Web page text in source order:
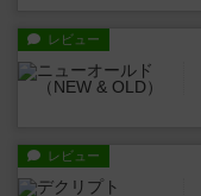
レビュー
レビュー